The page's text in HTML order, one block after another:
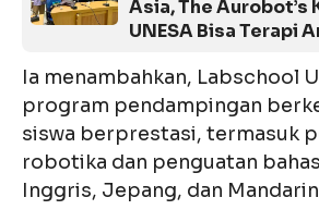
Asia, The Aurobot’s
UNESA Bisa Terapi
Ia menambahkan, Labschool
program pendampingan
siswa berprestasi, termasuk
robotika dan penguatan
Inggris, Jepang, dan